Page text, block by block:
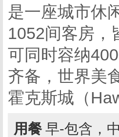
是一座城市休
1052间客房，
可同时容纳
齐备，世界美
霍克斯城（
用餐 早-包含，